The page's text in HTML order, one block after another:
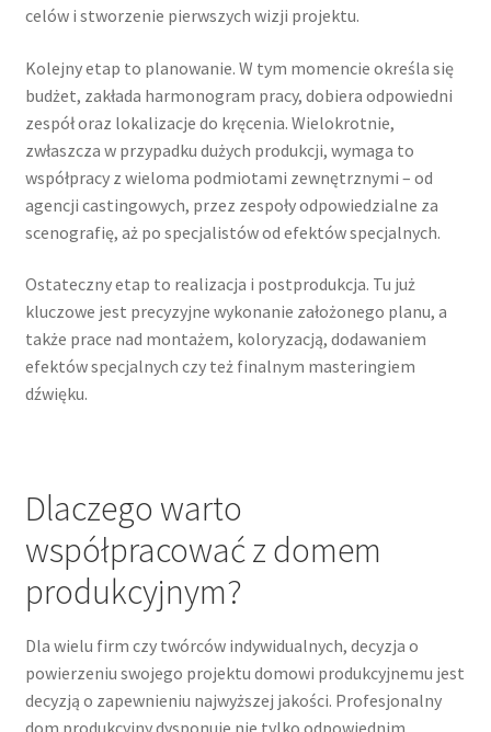
celów i stworzenie pierwszych wizji projektu.
Kolejny etap to planowanie. W tym momencie określa się
budżet, zakłada harmonogram pracy, dobiera odpowiedni
zespół oraz lokalizacje do kręcenia. Wielokrotnie,
zwłaszcza w przypadku dużych produkcji, wymaga to
współpracy z wieloma podmiotami zewnętrznymi – od
agencji castingowych, przez zespoły odpowiedzialne za
scenografię, aż po specjalistów od efektów specjalnych.
Ostateczny etap to realizacja i postprodukcja. Tu już
kluczowe jest precyzyjne wykonanie założonego planu, a
także prace nad montażem, koloryzacją, dodawaniem
efektów specjalnych czy też finalnym masteringiem
dźwięku.
Dlaczego warto
współpracować z domem
produkcyjnym?
Dla wielu firm czy twórców indywidualnych, decyzja o
powierzeniu swojego projektu domowi produkcyjnemu jest
decyzją o zapewnieniu najwyższej jakości. Profesjonalny
dom produkcyjny dysponuje nie tylko odpowiednim